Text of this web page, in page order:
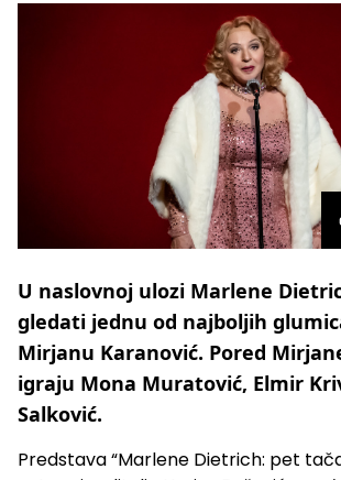
U naslovnoj ulozi Marlene
gledati jednu od najboljih
Mirjanu Karanović. Pored
igraju Mona Muratović, Elmir
Salković.
Predstava “Marlene Dietrich: pet